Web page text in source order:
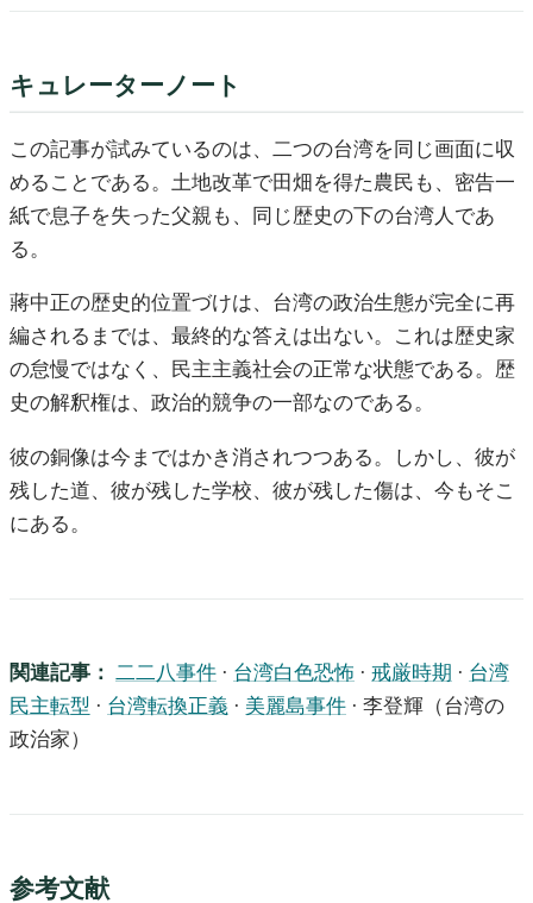
キュレーターノート
この記事が試みているのは、二つの台湾を同じ画面に収
めることである。土地改革で田畑を得た農民も、密告一
紙で息子を失った父親も、同じ歴史の下の台湾人であ
る。
蔣中正の歴史的位置づけは、台湾の政治生態が完全に再
編されるまでは、最終的な答えは出ない。これは歴史家
の怠慢ではなく、民主主義社会の正常な状態である。歴
史の解釈権は、政治的競争の一部なのである。
彼の銅像は今まではかき消されつつある。しかし、彼が
残した道、彼が残した学校、彼が残した傷は、今もそこ
にある。
関連記事： 二二八事件 · 台湾白色恐怖 · 戒厳時期 · 台湾
民主転型 · 台湾転換正義 · 美麗島事件 · 李登輝（台湾の
政治家）
参考文献